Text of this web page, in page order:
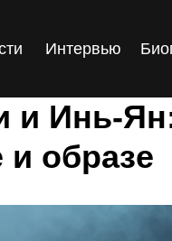
Интервью
и Инь-
образе